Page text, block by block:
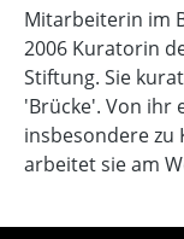
Mitarbeiterin im
2006 Kuratorin
Stiftung. Sie
'Brücke'. Von ihr
insbesondere zu
arbeitet sie am